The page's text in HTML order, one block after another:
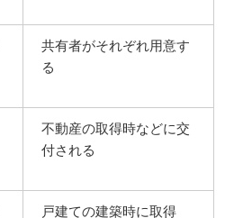
共有者がそれぞれ用意す
る
不動産の取得時などに交
付される
戸建ての建築時に取得